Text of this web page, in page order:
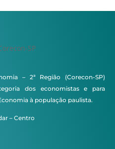
– 2ª Região (Corecon-SP)
dos economistas e para
à população paulista.
– Centro